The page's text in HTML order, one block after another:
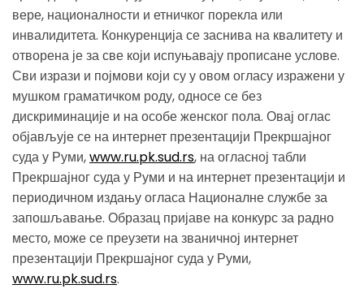
вере, националности и етничког порекла или
инвалидитета. Конкуренција се заснива на квалитету и
отворена је за све који испуњавају прописане услове.
Сви изрази и појмови који су у овом огласу изражени у
мушком граматичком роду, односе се без
дискриминације и на особе женског пола. Овај оглас
објављује се на интернет презентацији Прекршајног
суда у Руми,www.ru.pk.sud.rs, на огласној табли
Прекршајног суда у Руми и на интернет презентацији и
периодичном издању огласа Националне службе за
запошљавање. Образац пријаве на конкурс за радно
место, може се преузети на званичној интернет
презентацији Прекршајног суда у Руми,
www.ru.pk.sud.rs.